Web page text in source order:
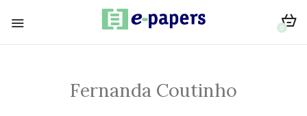
0
Fernanda Coutinho